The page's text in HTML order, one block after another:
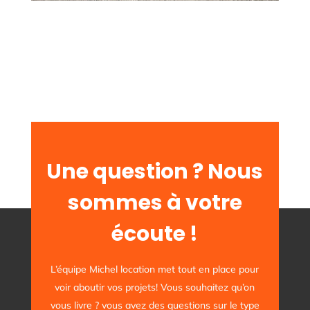
Une question ? Nous
sommes à votre
écoute !
L’équipe Michel location met tout en place pour
voir aboutir vos projets! Vous souhaitez qu’on
vous livre ? vous avez des questions sur le type